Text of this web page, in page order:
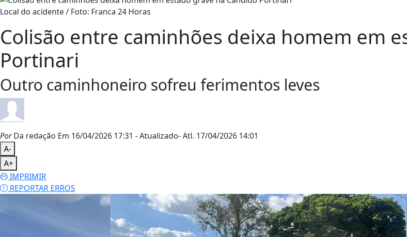
Local do acidente / Foto: Franca 24 Horas
Colisão entre caminhões deixa homem em
Portinari
Outro caminhoneiro sofreu ferimentos leves
PorDa redação Em 16/04/2026 17:31 - Atualizado- Atl. 17/04/2026 14:01
A-
A+
IMPRIMIR
REPORTAR ERROS